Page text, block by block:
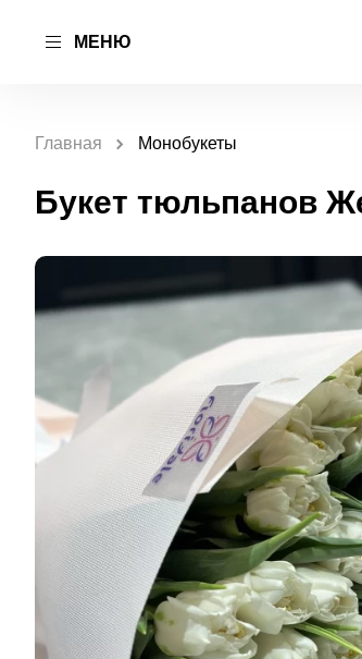
МЕНЮ
Главная Монобукеты
Букет тюльпанов